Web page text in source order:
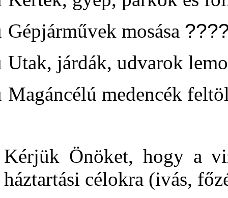
Gépjárművek mosása
Utak, járdák, udvarok
Magáncélú medencék
Kérjük Önöket, hogy a
háztartási célokra (ivás,